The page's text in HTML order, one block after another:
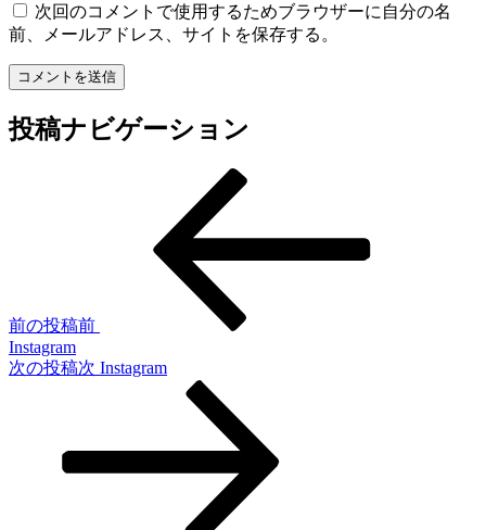
次回のコメントで使用するためブラウザーに自分の名
前、メールアドレス、サイトを保存する。
投稿ナビゲーション
前の投稿前
Instagram
次の投稿次 Instagram